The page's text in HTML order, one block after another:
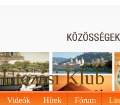
Klub
Videók Hírek Fórum